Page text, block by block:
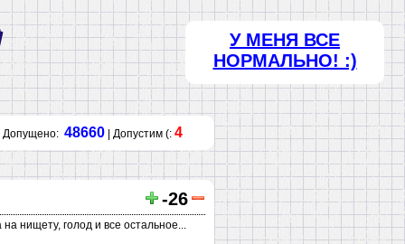
У МЕНЯ ВСЕ
НОРМАЛЬНО! :)
Допущено: 48660| Допустим (: 4
-26
нищету, голод и все остальное...